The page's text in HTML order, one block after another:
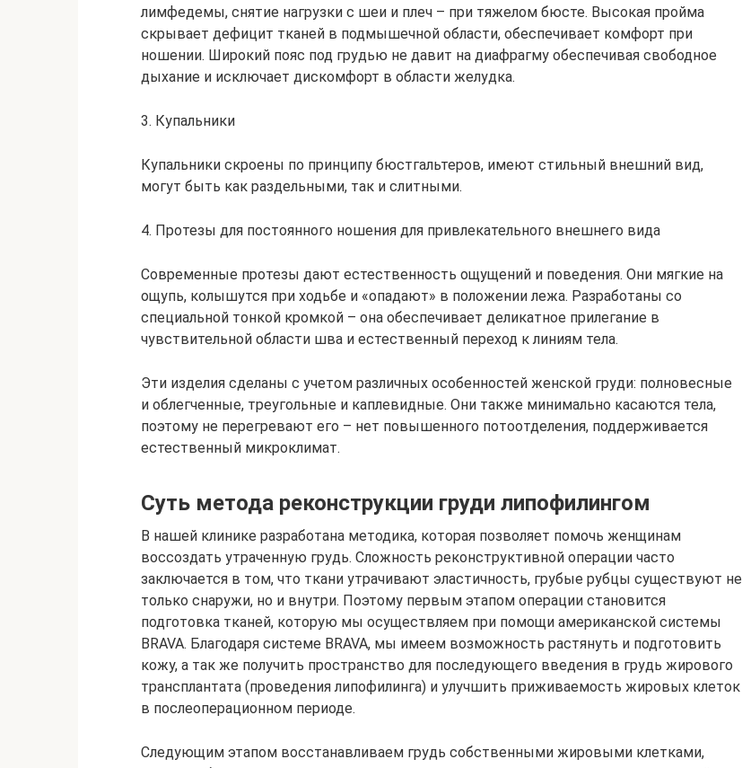
лимфедемы, снятие нагрузки с шеи и плеч – при тяжелом бюсте. Высокая пройма
скрывает дефицит тканей в подмышечной области, обеспечивает комфорт при
ношении. Широкий пояс под грудью не давит на диафрагму обеспечивая свободное
дыхание и исключает дискомфорт в области желудка.
3. Купальники
Купальники скроены по принципу бюстгальтеров, имеют стильный внешний вид,
могут быть как раздельными, так и слитными.
4. Протезы для постоянного ношения для привлекательного внешнего вида
Современные протезы дают естественность ощущений и поведения. Они мягкие на
ощупь, колышутся при ходьбе и «опадают» в положении лежа. Разработаны со
специальной тонкой кромкой – она обеспечивает деликатное прилегание в
чувствительной области шва и естественный переход к линиям тела.
Эти изделия сделаны с учетом различных особенностей женской груди: полновесные
и облегченные, треугольные и каплевидные. Они также минимально касаются тела,
поэтому не перегревают его – нет повышенного потоотделения, поддерживается
естественный микроклимат.
Суть метода реконструкции груди липофилингом
В нашей клинике разработана методика, которая позволяет помочь женщинам
воссоздать утраченную грудь. Сложность реконструктивной операции часто
заключается в том, что ткани утрачивают эластичность, грубые рубцы существуют не
только снаружи, но и внутри. Поэтому первым этапом операции становится
подготовка тканей, которую мы осуществляем при помощи американской системы
BRAVA. Благодаря системе BRAVA, мы имеем возможность растянуть и подготовить
кожу, а так же получить пространство для последующего введения в грудь жирового
трансплантата (проведения липофилинга) и улучшить приживаемость жировых клеток
в послеоперационном периоде.
Следующим этапом восстанавливаем грудь собственными жировыми клетками,